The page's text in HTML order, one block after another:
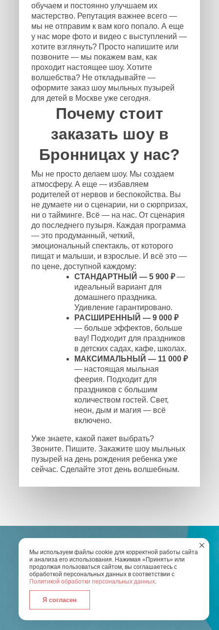
обучаем и постоянно улучшаем их
мастерство. Репутация важнее всего —
мы не отправим к вам кого попало. А еще
у нас море фото и видео с выступлений —
хотите взглянуть? Просто напишите или
позвоните — мы покажем вам, как
проходит настоящее шоу. Хотите
волшебства? Не откладывайте —
оформите заказ шоу мыльных пузырей
для детей в Москве уже сегодня.
Почему стоит
заказать шоу в
Бронницах у нас?
Мы не просто делаем шоу. Мы создаем
атмосферу. А еще — избавляем
родителей от нервов и беспокойства. Вы
не думаете ни о сценарии, ни о сюрпризах,
ни о тайминге. Всё — на нас. От сценария
до последнего пузыря. Каждая программа
— это продуманный, четкий,
эмоциональный спектакль, от которого
пищат и малыши, и взрослые. И всё это —
по цене, доступной каждому:
СТАНДАРТНЫЙ — 5 900 ₽—
идеальный вариант для
домашнего праздника.
Удивление гарантировано.
РАСШИРЕННЫЙ — 9 000 ₽
— больше эффектов, больше
вау! Подходит для праздников
в детских садах, кафе, школах.
МАКСИМАЛЬНЫЙ — 11 000 ₽
— настоящая мыльная
феерия. Подходит для
праздников с большим
количеством гостей. Свет,
неон, дым и магия — всё
включено.
Уже знаете, какой пакет выбрать?
Звоните. Пишите. Закажите шоу мыльных
пузырей на день рождения ребенка уже
сейчас. Сделайте этот день волшебным.
ОСТАЛИСЬ ВОПРОСЫ?
Мы используем файлы cookie для корректной работы сайта
и анализа его использования. Нажимая «Принять» или
продолжая пользоваться сайтом, вы соглашаетесь с
обработкой персональных данных в соответствии с
Политикой обработки персональных данных.
Я согласен